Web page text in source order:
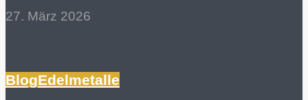
27. März 2026
BlogEdelmetalle